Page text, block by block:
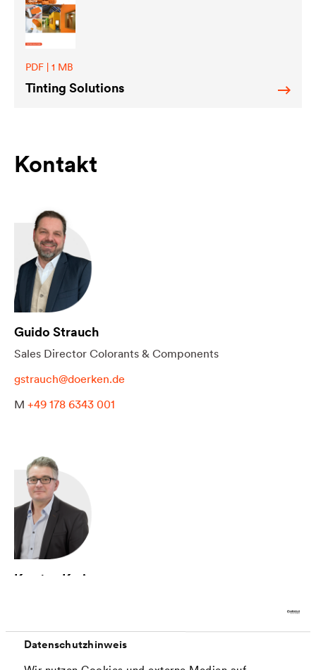
Datenschutzhinweis
PDF | 1 MB
Tinting Solutions
Kontakt
Guido Strauch
Sales Director Colorants & Components
gstrauch@doerken.de
M +49 178 6343 001
Karsten Kreis
M+49 175 2676 850